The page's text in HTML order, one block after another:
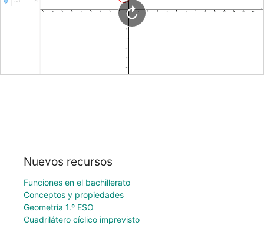
Nuevos recursos
Funciones en el bachillerato
Conceptos y propiedades
Geometría 1.º ESO
Cuadrilátero cíclico imprevisto